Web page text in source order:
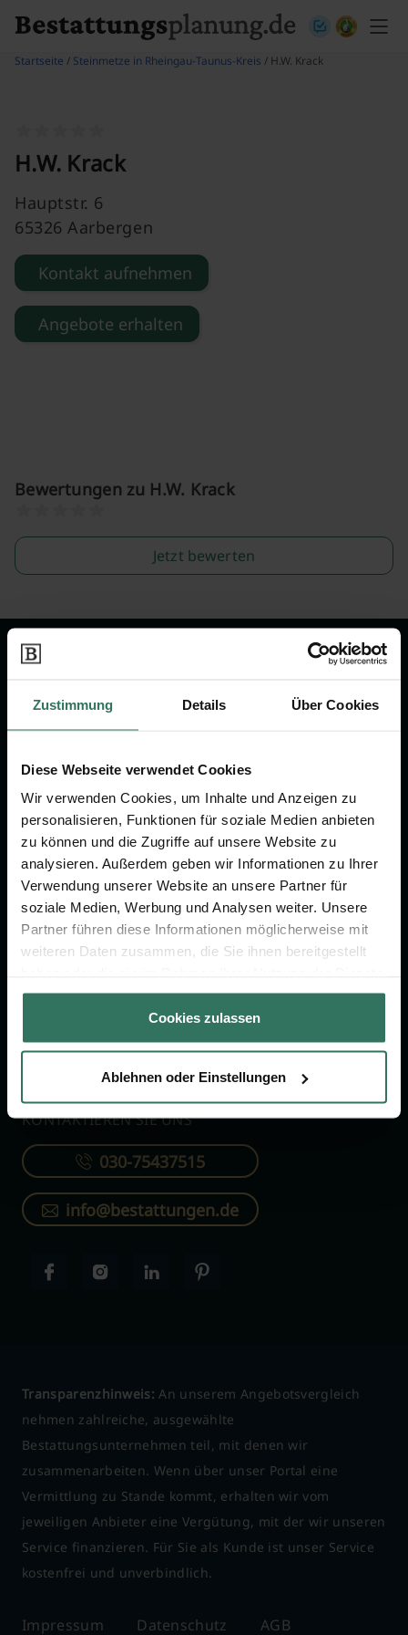
Zustimmung Details Über Cookies
Diese Webseite verwendet Cookies
Wir verwenden Cookies, um Inhalte und Anzeigen zu
personalisieren, Funktionen für soziale Medien anbieten
zu können und die Zugriffe auf unsere Website zu
analysieren. Außerdem geben wir Informationen zu Ihrer
Verwendung unserer Website an unsere Partner für
soziale Medien, Werbung und Analysen weiter. Unsere
Partner führen diese Informationen möglicherweise mit
weiteren Daten zusammen, die Sie ihnen bereitgestellt
gesammelt haben.
Cookies zulassen
Ablehnen oder Einstellungen
Startseite / Steinmetze in Rheingau-Taunus-Kreis / H.W. Krack
H.W. Krack
Hauptstr. 6
65326 Aarbergen
Kontakt aufnehmen
Angebote erhalten
Bewertungen zu H.W. Krack
Jetzt bewerten
Wir sind Ihr Ansprechpartner rund
um das Thema Bestattung &
Vorsorge.
Jetzt beraten lassen
FÜR SIE
Vergleich
Ratgeber
Verzeichnis
FÜR BESTATTER
Online-Portal
Kostenlos registrieren
KONTAKTIEREN SIE UNS
030-75437515
info@bestattungen.de
Transparenzhinweis: An unserem Angebotsvergleich
nehmen zahlreiche, ausgewählte
Bestattungsunternehmen teil, mit denen wir
zusammenarbeiten. Wenn über unser Portal eine
Vermittlung zu Stande kommt, erhalten wir vom
jeweiligen Anbieter eine Vergütung, mit der wir unseren
Service finanzieren. Für Sie als Kunde ist unser Service
kostenfrei und unverbindlich.
Impressum Datenschutz AGB